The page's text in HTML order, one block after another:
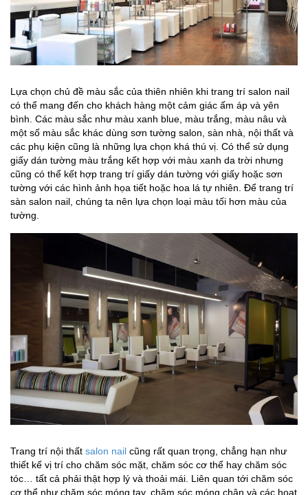
Lựa chọn chủ đề màu sắc của thiên nhiên khi trang trí salon nail
có thể mang đến cho khách hàng một cảm giác ấm áp và yên
bình. Các màu sắc như màu xanh blue, màu trắng, màu nâu và
một số màu sắc khác dùng sơn tường salon, sàn nhà, nội thất và
các phụ kiện cũng là những lựa chọn khá thú vị. Có thể sử dụng
giấy dán tường màu trắng kết hợp với màu xanh da trời nhưng
cũng có thể kết hợp trang trí giấy dán tường với giấy hoặc sơn
tường với các hình ảnh họa tiết hoặc hoa lá tự nhiên. Để trang trí
sàn salon nail, chúng ta nên lựa chọn loại màu tối hơn màu của
tường.
Trang trí nội thất salon nail cũng rất quan trọng, chẳng hạn như
thiết kế vị trí cho chăm sóc mặt, chăm sóc cơ thể hay chăm sóc
tóc… tất cả phải thật hợp lý và thoải mái. Liên quan tới chăm sóc
cơ thể như chăm sóc móng tay, chăm sóc móng chân và các hoạt